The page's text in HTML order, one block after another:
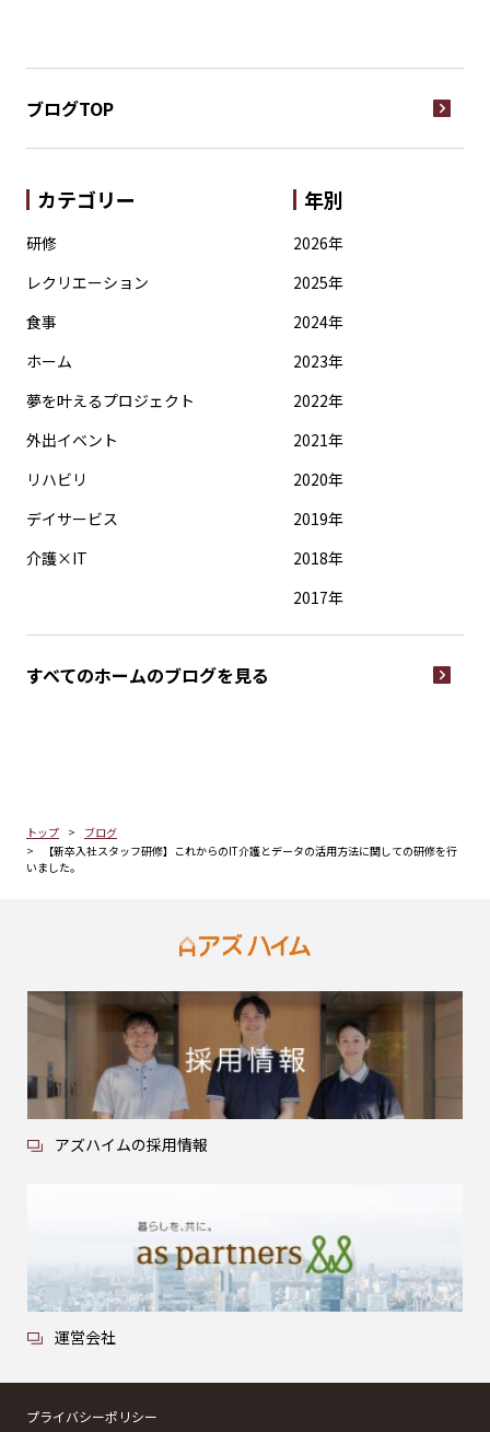
トップ
ブログ
【新卒入社スタッフ研修】これからのIT介護とデータの活用方法に関しての研修を行
いました。
ブログTOP
カテゴリー
研修
レクリエーション
食事
ホーム
夢を叶えるプロジェクト
外出イベント
リハビリ
デイサービス
介護×IT
年別
2026年
2025年
2024年
2023年
2022年
2021年
2020年
2019年
2018年
2017年
すべてのホームのブログを見る
アズハイムの採用情報
運営会社
プライバシーポリシー